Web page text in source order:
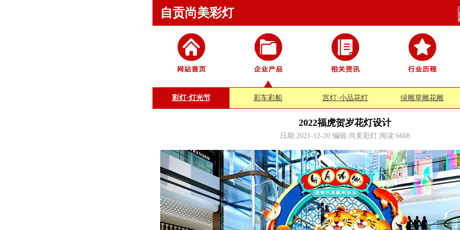
自贡尚美彩灯
彩灯·灯光节 彩车彩船 宫灯·小品花灯 绿雕草雕花雕
2022福虎贺岁花灯设计
日期:2021-12-20 编辑:尚美彩灯 阅读:6608